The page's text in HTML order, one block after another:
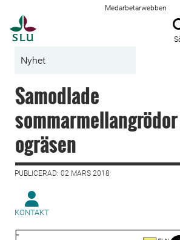
Medarbetarwebben
Nyhet
Samodlade
ogräsen
PUBLICERAD: 02 MARS 2018
KONTAKT